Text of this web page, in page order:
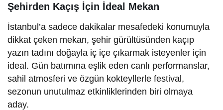
Şehirden Kaçış İçin İdeal Mekan
İstanbul’a sadece dakikalar mesafedeki konumuyla
dikkat çeken mekan, şehir gürültüsünden kaçıp
yazın tadını doğayla iç içe çıkarmak isteyenler için
ideal. Gün batımına eşlik eden canlı performanslar,
sahil atmosferi ve özgün kokteyllerle festival,
sezonun unutulmaz etkinliklerinden biri olmaya
aday.